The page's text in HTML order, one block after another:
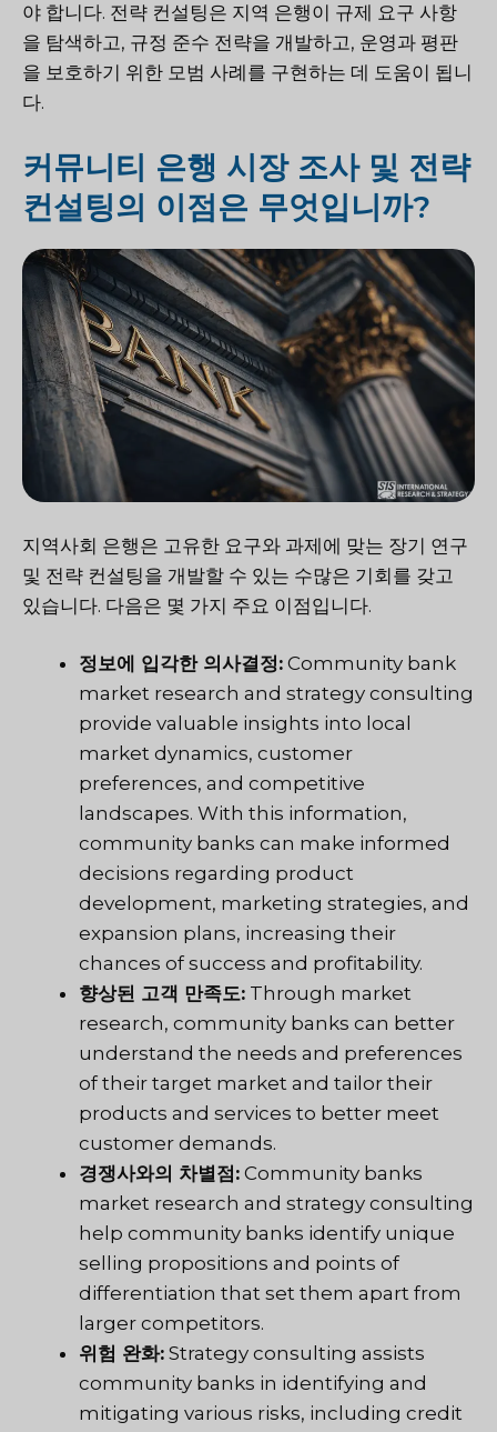
야 합니다. 전략 컨설팅은 지역 은행이 규제 요구 사항
을 탐색하고, 규정 준수 전략을 개발하고, 운영과 평판
을 보호하기 위한 모범 사례를 구현하는 데 도움이 됩니
다.
커뮤니티 은행 시장 조사 및 전략
컨설팅의 이점은 무엇입니까?
지역사회 은행은 고유한 요구와 과제에 맞는 장기 연구
및 전략 컨설팅을 개발할 수 있는 수많은 기회를 갖고
있습니다. 다음은 몇 가지 주요 이점입니다.
정보에 입각한 의사결정: Community bank
market research and strategy consulting
provide valuable insights into local
market dynamics, customer
preferences, and competitive
landscapes. With this information,
community banks can make informed
decisions regarding product
development, marketing strategies, and
expansion plans, increasing their
chances of success and profitability.
향상된 고객 만족도: Through market
research, community banks can better
understand the needs and preferences
of their target market and tailor their
products and services to better meet
customer demands.
경쟁사와의 차별점: Community banks
market research and strategy consulting
help community banks identify unique
selling propositions and points of
differentiation that set them apart from
larger competitors.
위험 완화: Strategy consulting assists
community banks in identifying and
mitigating various risks, including credit